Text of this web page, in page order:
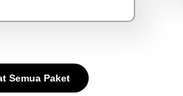
Semua Paket